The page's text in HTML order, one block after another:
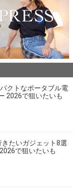
クトなポータブル電
2026で狙いたいも
たいガジェット8選
で狙いたいも